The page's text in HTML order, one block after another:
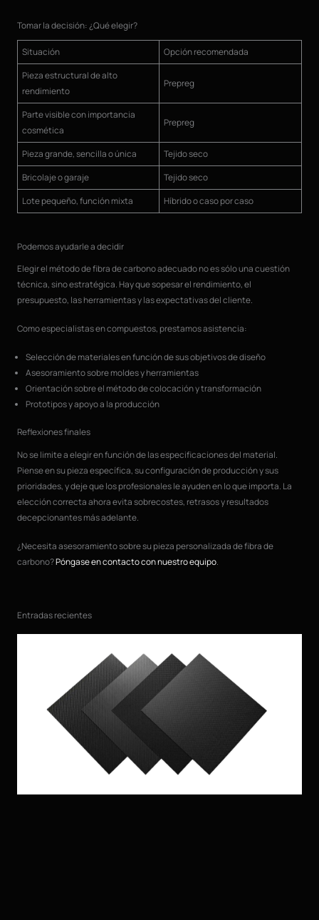
Tomar la decisión: ¿Qué elegir?
Situación
Opción recomendada
Pieza estructural de alto
rendimiento
Prepreg
Parte visible con importancia
cosmética
Prepreg
Pieza grande, sencilla o única
Tejido seco
Bricolaje o garaje
Tejido seco
Lote pequeño, función mixta
Híbrido o caso por caso
Podemos ayudarle a decidir
Elegir el método de fibra de carbono adecuado no es sólo una cuestión
técnica, sino estratégica. Hay que sopesar el rendimiento, el
presupuesto, las herramientas y las expectativas del cliente.
Como especialistas en compuestos, prestamos asistencia:
Selección de materiales en función de sus objetivos de diseño
Asesoramiento sobre moldes y herramientas
Orientación sobre el método de colocación y transformación
Prototipos y apoyo a la producción
Reflexiones finales
No se limite a elegir en función de las especificaciones del material.
Piense en su pieza específica, su configuración de producción y sus
prioridades, y deje que los profesionales le ayuden en lo que importa. La
elección correcta ahora evita sobrecostes, retrasos y resultados
decepcionantes más adelante.
¿Necesita asesoramiento sobre su pieza personalizada de fibra de
carbono?Póngase en contacto con nuestro equipo.
Entradas recientes